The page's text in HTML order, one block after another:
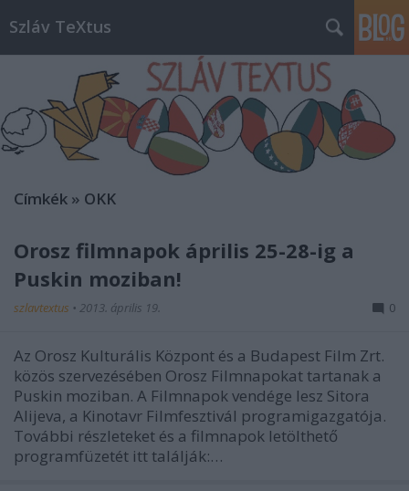
Szláv TeXtus
Címkék » OKK
Orosz filmnapok április 25-28-ig a
Puskin moziban!
szlavtextus • 2013. április 19. 0
Az Orosz Kulturális Központ és a Budapest Film Zrt.
közös szervezésében Orosz Filmnapokat tartanak a
Puskin moziban. A Filmnapok vendége lesz Sitora
Alijeva, a Kinotavr Filmfesztivál programigazgatója.
További részleteket és a filmnapok letölthető
programfüzetét itt találják:…